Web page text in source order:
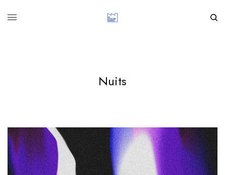
Nuits